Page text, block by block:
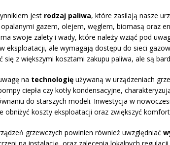
jest rodzaj paliwa, które zasilają nasze
gazem, olejem, węglem, biomasą oraz
swoje zalety i wady, które należy wziąć pod
eksploatacji, ale wymagają dostępu do sieci
się z większymi kosztami zakupu paliwa, ale są
na technologię używaną w urządzeniach
ciepła czy kotły kondensacyjne,
do starszych modeli. Inwestycja w
obniżyć koszty eksploatacji oraz zwiększyć
grzewczych powinien również uwzględniać